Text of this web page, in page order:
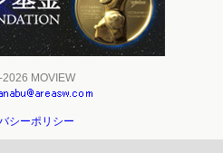
MOVIEW
シーポリシー